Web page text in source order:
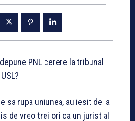
PNL cerere la tribunal
sa rupa uniunea, au iesit de la
de vreo trei ori ca un jurist al